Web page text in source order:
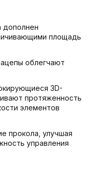
дополнен
площадь
облегчают
3D-
протяженность
элементов
прокола, улучшая
управления